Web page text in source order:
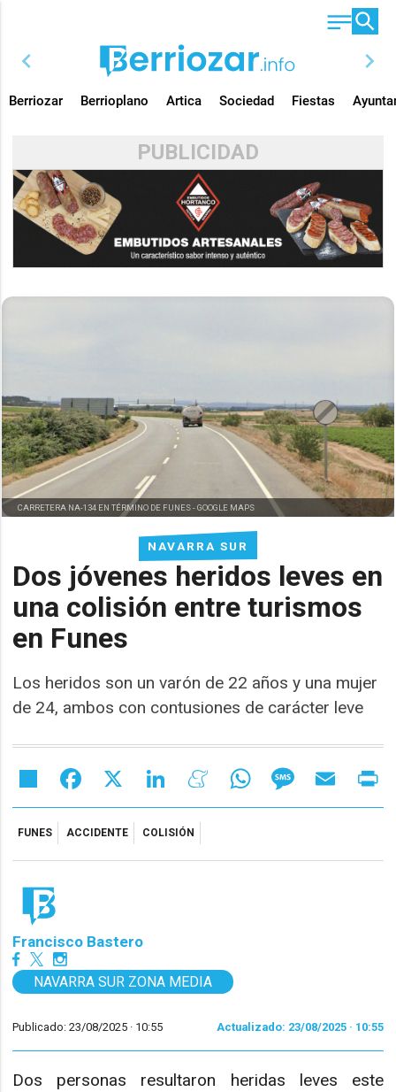
chevron_left chevron_right
Berriozar Berrioplano Artica Sociedad Fiestas
PUBLICIDAD
NAVARRA SUR
Dos jóvenes heridos leves en
una colisión entre turismos
en Funes
Los heridos son un varón de 22 años y una mujer
de 24, ambos con contusiones de carácter leve
CARRETERA NA-134 EN TÉRMINO DE FUNES -GOOGLE MAPS
Share Facebook LinkedIn MeneameWhatsAppMessageEmail
FUNES ACCIDENTE COLISIÓN
Francisco Bastero
NAVARRA SUR ZONA MEDIA
Publicado: 23/08/2025 · 10:55 Actualizado: 23/08/2025 · 10:55
Dos personas resultaron heridas leves este